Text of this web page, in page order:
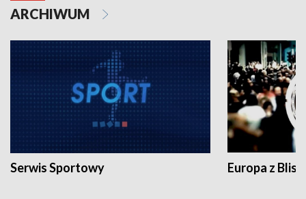
ARCHIWUM
Serwis Sportowy Europa z